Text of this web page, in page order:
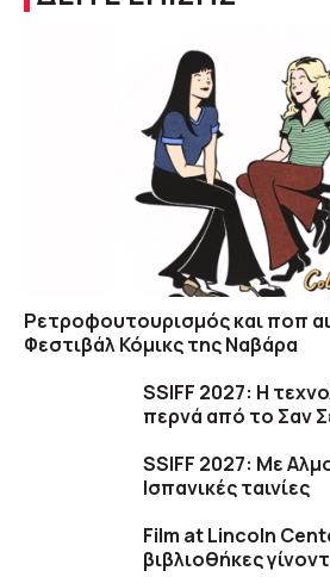
Ρετροφουτουρισμός και ποπ
Φεστιβάλ Κόμικς της Ναβάρα
SSIFF 2027: Η
περνά από το Σαν
SSIFF 2027: Με
Ισπανικές ταινίες
Film at Lincoln
βιβλιοθήκες